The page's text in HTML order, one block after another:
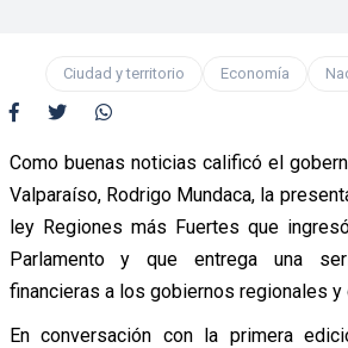
Ciudad y territorio Economía
Como buenas noticias calificó el
Valparaíso, Rodrigo Mundaca, la
ley Regiones más Fuertes que
Parlamento y que entrega una
financieras a los gobiernos regionales y
En conversación con la primera